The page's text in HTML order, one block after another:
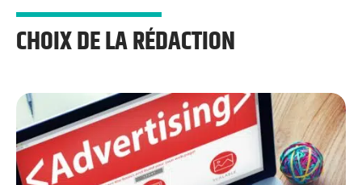
CHOIX DE LA RÉDACTION